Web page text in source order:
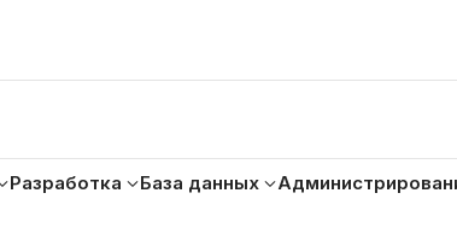
Разработка База данных